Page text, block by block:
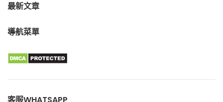
最新文章
導航菜單